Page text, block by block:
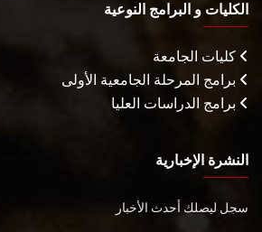
الكليات و البرامج النوعية
كليات الجامعة
برامج المرحلة الجامعية الأولى
برامج الدراسات العليا
النشرة الإخبارية
سجل ليصلك أحدث الأخبار